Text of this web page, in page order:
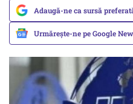
Adaugă-ne ca sursă
Urmărește-ne pe Google